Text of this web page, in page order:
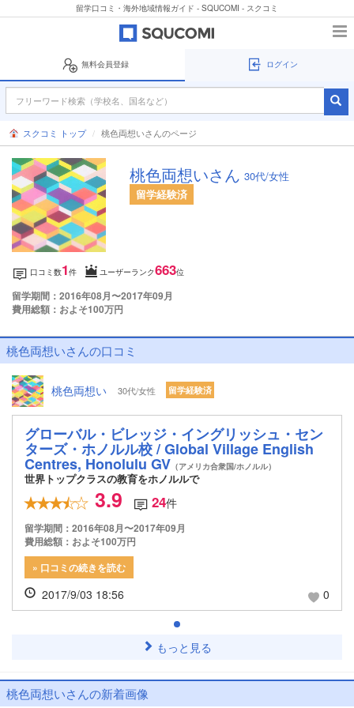
留学口コミ・海外地域情報ガイド - SQUCOMI - スクコミ
無料会員登録 ログイン
スクコミ トップ 桃色両想いさんのページ
桃色両想いさん 30代/女性
留学経験済
口コミ数1件 ユーザーランク663位
留学期間：2016年08月〜2017年09月
費用総額：およそ100万円
桃色両想いさんの口コミ
桃色両想い 30代/女性 留学経験済
グローバル・ビレッジ・イングリッシュ・セン
ターズ・ホノルル校 / Global Village English
Centres, Honolulu GV （アメリカ合衆国/ホノルル）
世界トップクラスの教育をホノルルで
3.9 24件
留学期間：2016年08月〜2017年09月
費用総額：およそ100万円
» 口コミの続きを読む
2017/9/03 18:56 0
もっと見る
桃色両想いさんの新着画像